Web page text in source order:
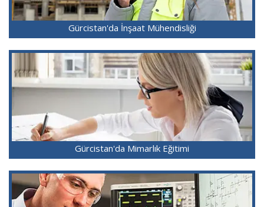
Gürcistan'da İnşaat Mühendisliği
Gürcistan'da Mimarlık Eğitimi